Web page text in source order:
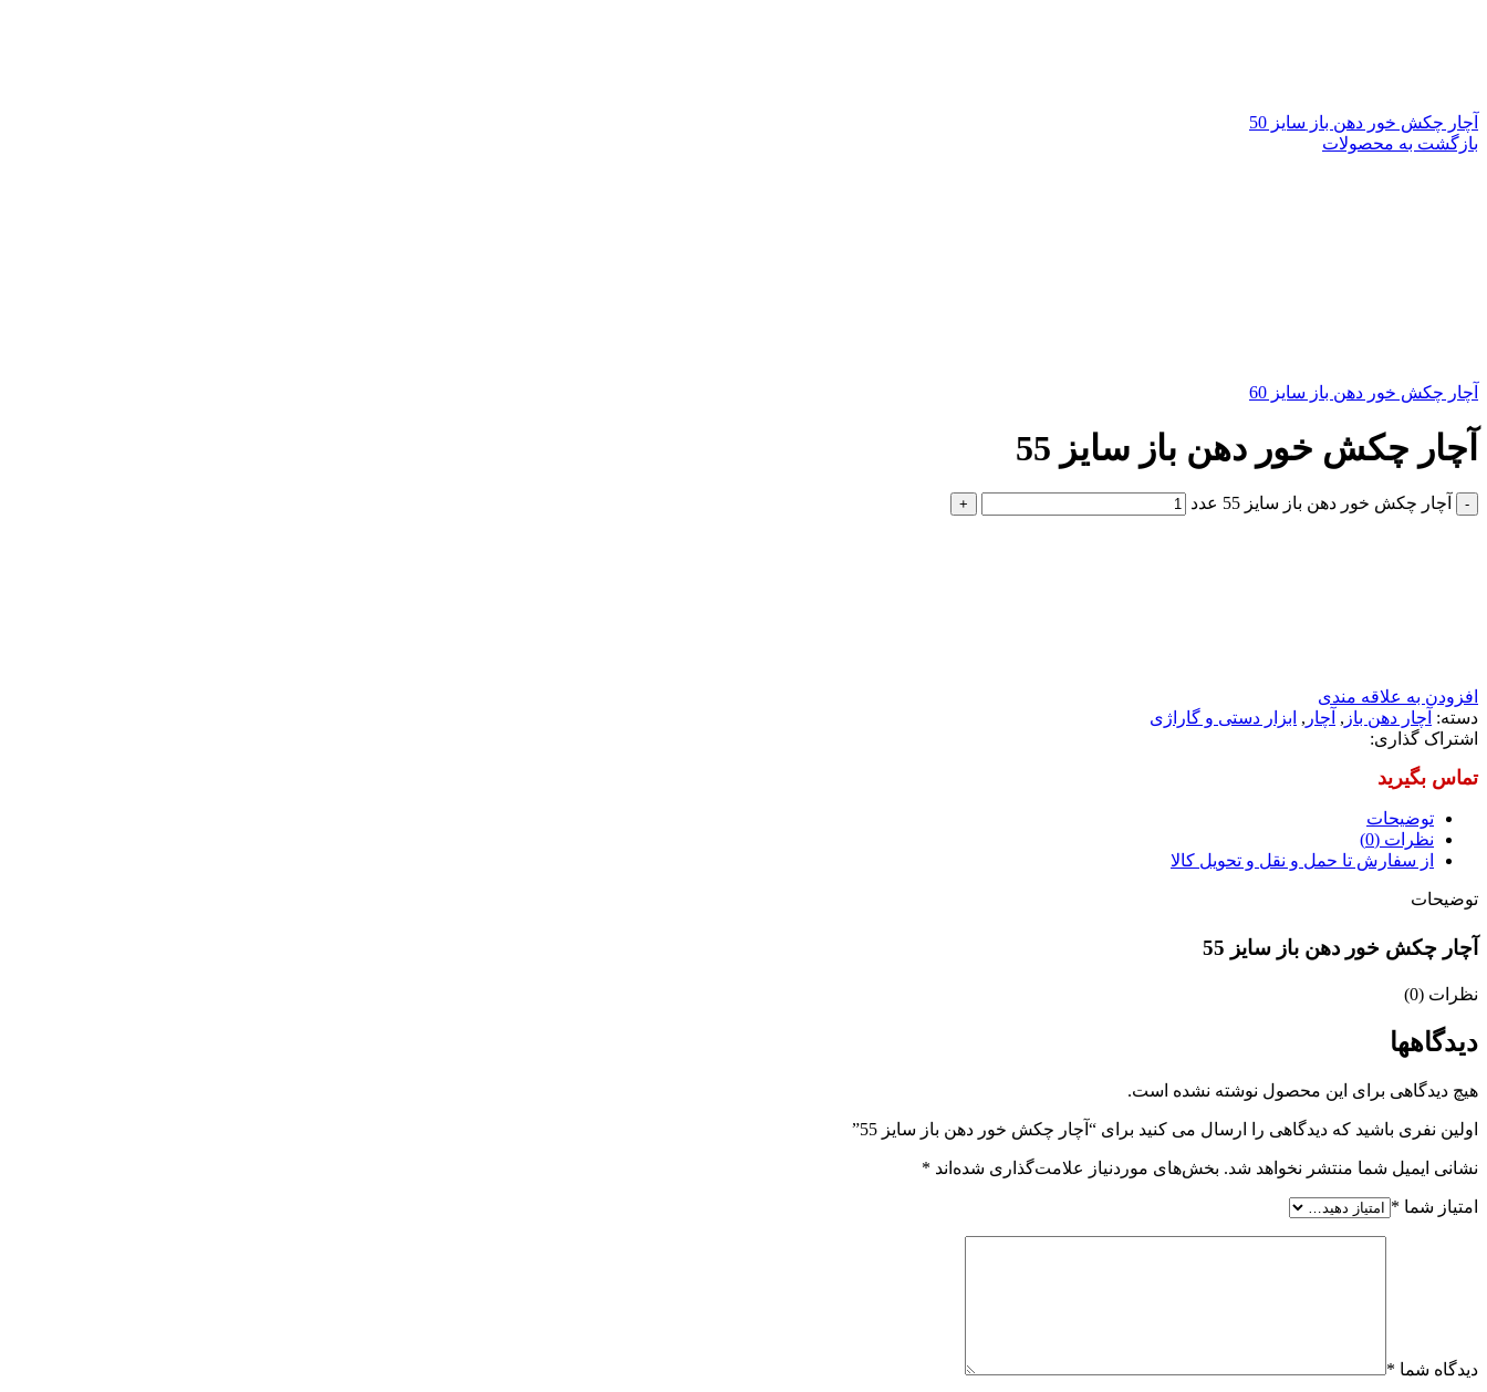
آچار چکش خور دهن باز سایز 50
بازگشت به محصولات
آچار چکش خور دهن باز سایز 60
آچار چکش خور دهن باز سایز 55
آچار چکش خور دهن باز سایز 55 عدد
افزودن به علاقه مندی
دسته: آچار دهن باز , آچار , ابزار دستی و گاراژی
اشتراک گذاری:
توضیحات
نظرات (0)
از سفارش تا حمل و نقل و تحویل کالا
توضیحات
آچار چکش خور دهن باز سایز 55
نظرات (0)
دیدگاهها
هیچ دیدگاهی برای این محصول نوشته نشده است.
اولین نفری باشید که دیدگاهی را ارسال می کنید برای “آچار چکش خور دهن باز سایز 55”
نشانی ایمیل شما منتشر نخواهد شد. بخش‌های موردنیاز علامت‌گذاری شده‌اند *
امتیاز شما *
دیدگاه شما *